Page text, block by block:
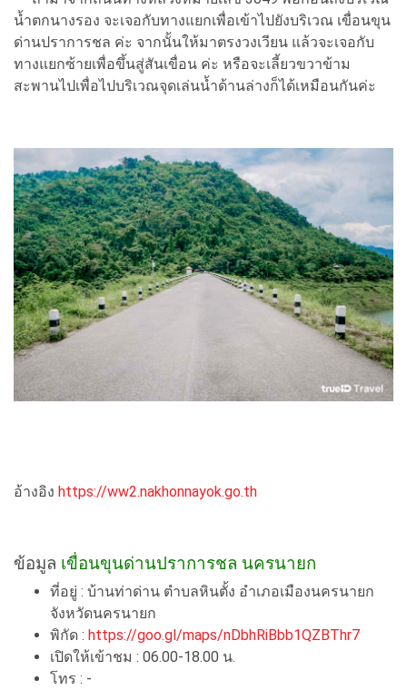
น้ำตกนางรอง จะเจอกับทางแยกเพื่อเข้าไปยังบริเวณ เขื่อนขุน
ด่านปราการชล ค่ะ จากนั้นให้มาตรงวงเวียน แล้วจะเจอกับ
ทางแยกซ้ายเพื่อขึ้นสู่สันเขื่อน ค่ะ หรือจะเลี้ยวขวาข้าม
สะพานไปเพื่อไปบริเวณจุดเล่นน้ำด้านล่างก็ได้เหมือนกันค่ะ
อ้างอิง https://ww2.nakhonnayok.go.th
ข้อมูล เขื่อนขุนด่านปราการชล นครนายก
ที่อยู่ : บ้านท่าด่าน ตำบลหินตั้ง อำเภอเมืองนครนายก
จังหวัดนครนายก
พิกัด : https://goo.gl/maps/nDbhRiBbb1QZBThr7
เปิดให้เข้าชม : 06.00-18.00 น.
โทร : -